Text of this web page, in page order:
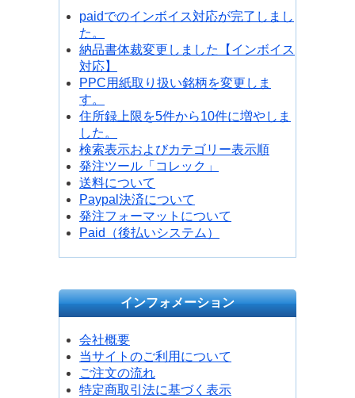
paidでのインボイス対応が完了しまし
た。
納品書体裁変更しました【インボイス
対応】
PPC用紙取り扱い銘柄を変更しま
す。
住所録上限を5件から10件に増やしま
した。
検索表示およびカテゴリー表示順
発注ツール「コレック」
送料について
Paypal決済について
発注フォーマットについて
Paid（後払いシステム）
インフォメーション
会社概要
当サイトのご利用について
ご注文の流れ
特定商取引法に基づく表示